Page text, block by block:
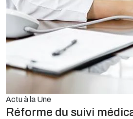
Actu à la Une
Réforme du suivi